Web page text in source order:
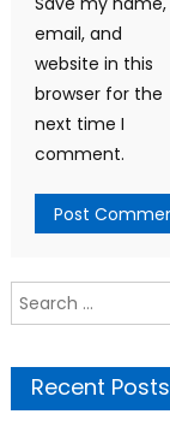
email, and
website in this
browser for the
next time I
comment.
Search
for:
Recent Posts